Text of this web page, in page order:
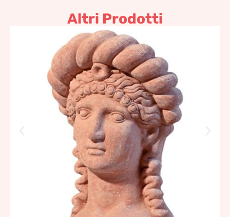
Altri Prodotti
Testa di etrusca
153,35€–184,04€